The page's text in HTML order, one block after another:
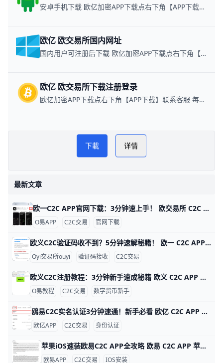
安卓手机下载 欧亿加密APP下载点右下角【APP下载】联系客服 每日更新可用链接
欧亿 欧交易所国内网址
国内用户可注册后下载 欧亿加密APP下载点右下角【APP下载】联系客服 每日更新可用链接
欧亿 欧交易所下载注册登录
欧亿加密APP下载点右下角【APP下载】联系客服 每日更新可用链接
欧yi 欧交易所教程PLAY NOW
欧交易所
下載 详情
最新文章
欧一C2C APP官网下载：3分钟速上手！ 欧交易所 C2C APP 官网下载指南 鸥易（ouyi）是全球知名的数字货币交易平台，它的 C2C 功能让用户能轻松用人民币买比特币或以太坊。比如，你可以用银行卡直接从认证商家买币，交易只需几分钟，手续费通常在 0.1% 以下，比传统交易所更方便。ddzfj+1
O易APP C2C交易 官网下载
欧义C2C验证码收不到？5分钟速解秘籍！ 欧一 C2C APP 验证码接收问题详解 欧亿（欧yi）C2C APP 是数字货币交易的好帮手，但很多人登录或卖币时收不到验证码。根据用户反馈，约 70% 的问题来自网络信号差，比如高峰期短信延迟 5-10 分钟。别急，这里一步步教你解决，5 分钟就能搞定。
Oyi交易所ouyi 验证码接收 C2C交易
欧义C2C注册教程：3分钟新手速成秘籍 欧义 C2C APP 注册账号超详细教程 大家好！今天我们来聊聊如何在欧义（歐yi）C2C APP上注册账号。Oyi交易所是全球知名的加密货币交易平台，C2C功能让新手能轻松用人民币买USDT等币种。这个教程从零开始，步骤超简单，跟着做3-5分钟就能搞定。udn+2
O易教程 C2C交易 数字货币新手
鸥易C2C实名认证3分钟速通！新手必看 欧亿 C2C APP 实名认证全攻略 欧交易所APP的C2C实名认证超级简单，只需几分钟就能完成，就能安全买币卖币。比如，新用户小李下载APP后，按步骤认证，马上解锁每天最高25万元的交易限额，避免黑客盗用账户。udn+1
欧亿APP C2C交易 身份认证
苹果iOS速装欧易C2C APP全攻略 欧易 C2C APP 苹果 iOS 安装指南 欧易（OKX）C2C APP 是数字货币点对点交易的首选工具，全球用户超5000万。它支持人民币、美元等多种法币快速买卖比特币、以太坊等，支持台湾用户本地支付如街口支付，交易费仅0.1%。iOS用户无法直接从中国App Store下载，但用海外Apple ID只需10分钟搞定。
欧易APP C2C交易 IOS安装